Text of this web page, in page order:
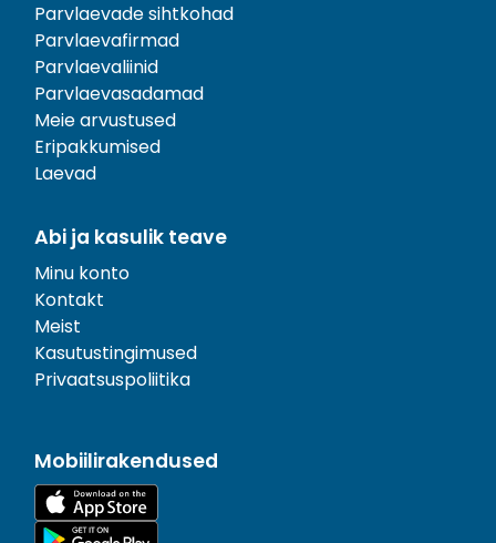
Parvlaevade sihtkohad
Parvlaevafirmad
Parvlaevaliinid
Parvlaevasadamad
Meie arvustused
Eripakkumised
Laevad
Abi ja kasulik teave
Minu konto
Kontakt
Meist
Kasutustingimused
Privaatsuspoliitika
Mobiilirakendused